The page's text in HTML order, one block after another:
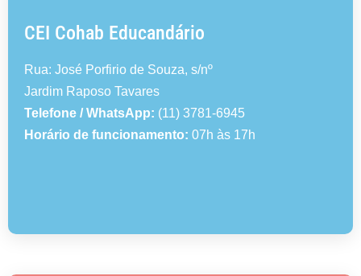
CEI Cohab Educandário
Rua: José Porfirio de Souza, s/nº
Jardim Raposo Tavares
Telefone / WhatsApp: (11) 3781-6945
Horário de funcionamento: 07h às 17h